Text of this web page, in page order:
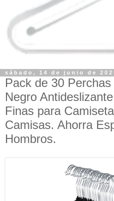
sábado, 14 de junio de
Pack de 30
Negro
Finas para
Camisas. Ahorra
Hombros.